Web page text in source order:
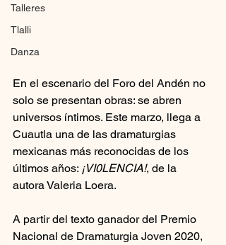
Talleres
Tlalli
Danza
En el escenario del Foro del Andén no
solo se presentan obras: se abren
universos íntimos. Este marzo, llega a
Cuautla una de las dramaturgias
mexicanas más reconocidas de los
últimos años: ¡VI0LENCIA!, de la
autora Valeria Loera.
A partir del texto ganador del Premio
Nacional de Dramaturgia Joven 2020,